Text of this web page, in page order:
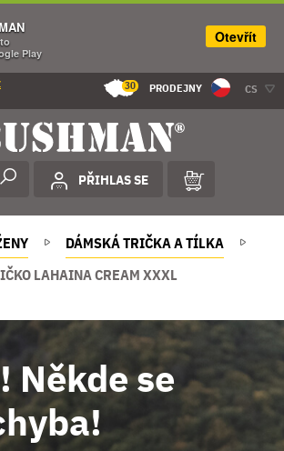
30 PRODEJNY CS
PŘIHLAS SE
DÁMSKÁ TRIČKA A TÍLKA
LAHAINA CREAM XXXL
Někde se
Play
Otevřít